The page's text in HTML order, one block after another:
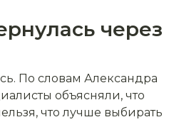
через
По словам Александра
объясняли, что
что лучше выбирать